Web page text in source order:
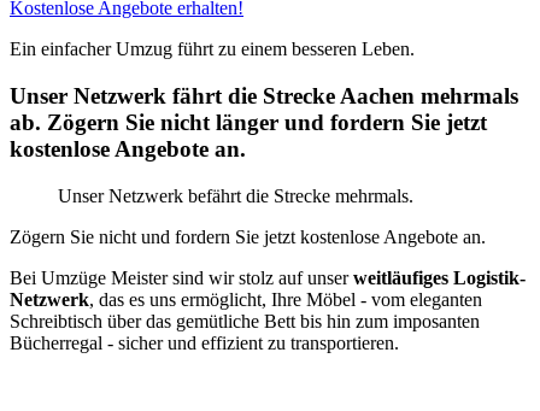
Kostenlose Angebote erhalten!
Ein einfacher Umzug führt zu einem besseren Leben.
Unser Netzwerk fährt die Strecke Aachen mehrmals
ab. Zögern Sie nicht länger und fordern Sie jetzt
kostenlose Angebote an.
Unser Netzwerk befährt die Strecke mehrmals.
Zögern Sie nicht und fordern Sie jetzt kostenlose Angebote an.
Bei Umzüge Meister sind wir stolz auf unserweitläufiges Logistik-
Netzwerk, das es uns ermöglicht, Ihre Möbel - vom eleganten
Schreibtisch über das gemütliche Bett bis hin zum imposanten
Bücherregal - sicher und effizient zu transportieren.